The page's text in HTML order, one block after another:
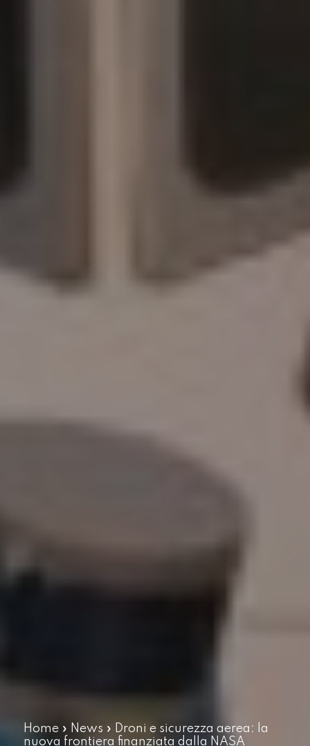
Home» News » Droni e sicurezza aerea: la
nuova frontiera finanziata dalla NASA